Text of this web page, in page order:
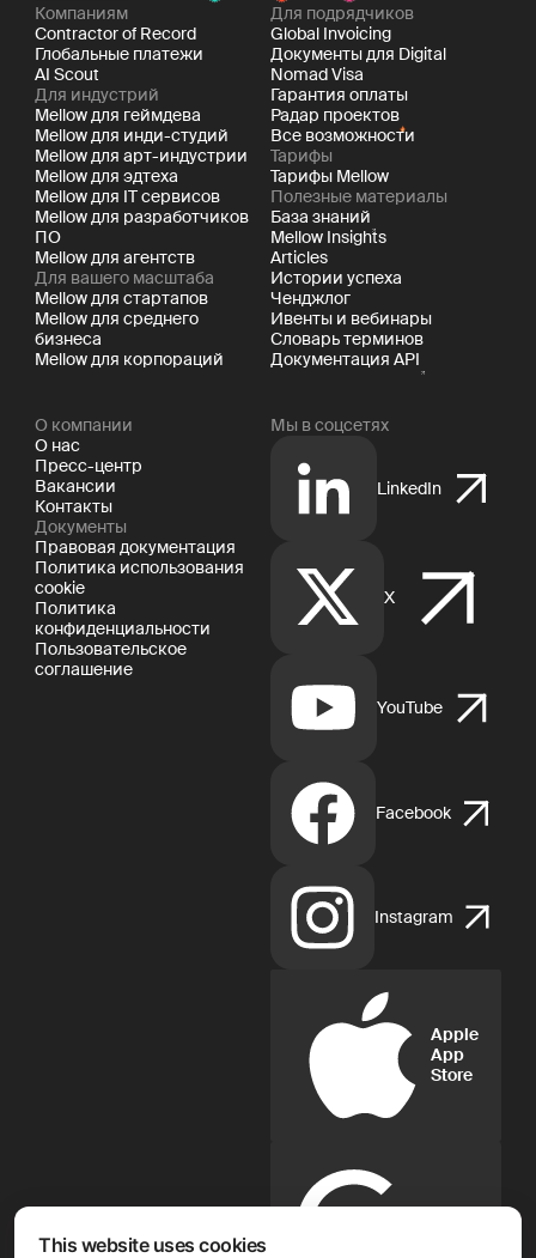
Компаниям
Contractor of Record
Глобальные платежи
AI Scout
Для индустрий
Mellow для геймдева
Mellow для инди-студий
Mellow для арт-индустрии
Mellow для эдтеха
Mellow для IT сервисов
Mellow для разработчиков
ПО
Mellow для агентств
Для вашего масштаба
Mellow для стартапов
Mellow для среднего
бизнеса
Mellow для корпораций
Для подрядчиков
Global Invoicing
Документы для Digital
Nomad Visa
Гарантия оплаты
Радар проектов
Все возможности
Тарифы
Тарифы Mellow
Полезные материалы
База знаний
Mellow Insights
Articles
Истории успеха
Ченджлог
Ивенты и вебинары
Словарь терминов
Документация API
О компании
О нас
Пресс-центр
Вакансии
Контакты
Документы
Правовая документация
Политика использования
cookie
Политика
конфиденциальности
Пользовательское
соглашение
Мы в соцсетях
LinkedIn
X
YouTube
Facebook
Instagram
Apple
App
Store
Google
This website uses cookies